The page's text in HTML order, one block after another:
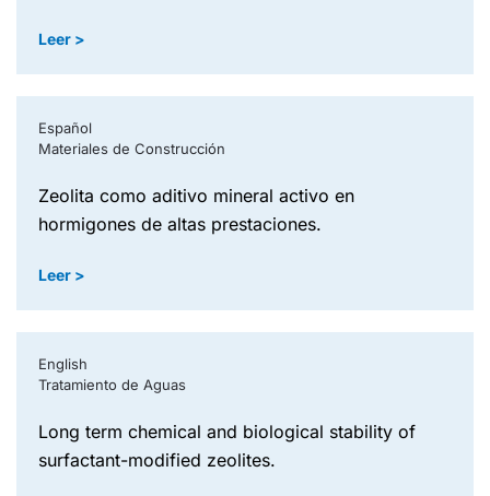
Leer >
Español
Materiales de Construcción
zeolita como aditivo mineral activo en
hormigones de altas prestaciones.
Leer >
English
Tratamiento de Aguas
long term chemical and biological stability of
surfactant-modified zeolites.